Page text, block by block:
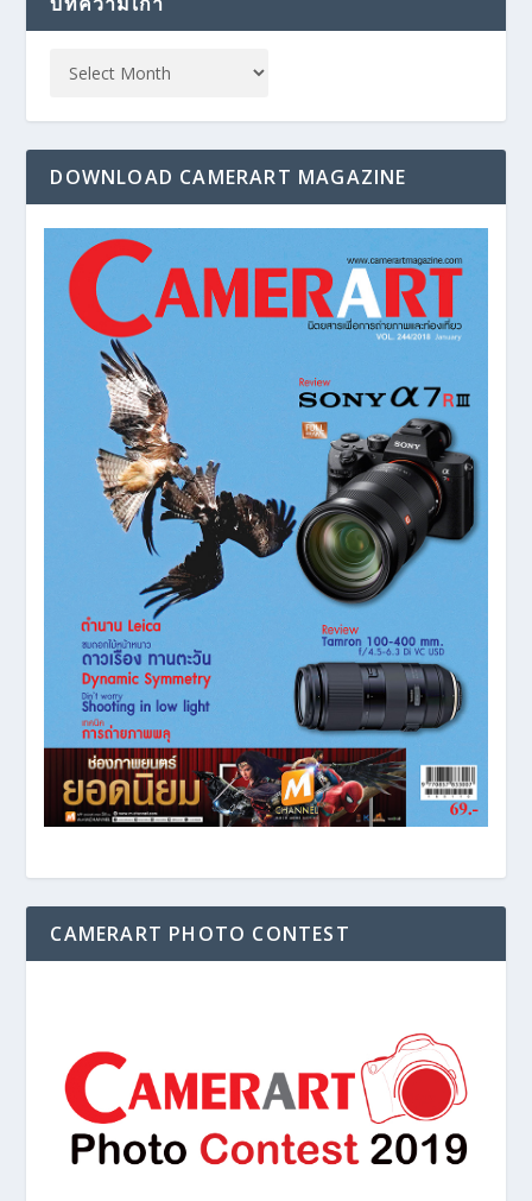
DOWNLOAD CAMERART MAGAZINE
CAMERART PHOTO CONTEST